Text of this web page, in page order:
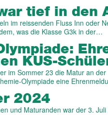
tief in den
im reissenden Fluss Inn oder
was die Klasse G3k in der…
KUS-
im Sommer 23 die Matur an
Olympiade eine
2024
und Maturanden war der 3.